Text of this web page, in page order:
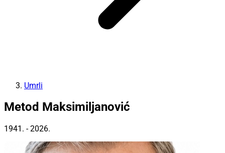
Umrli
Metod Maksimiljanović
1941. - 2026.